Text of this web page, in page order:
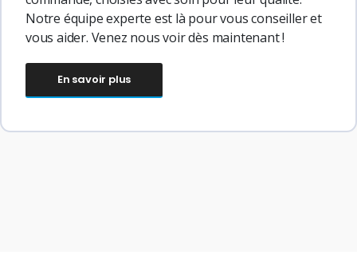
Notre équipe experte est là pour vous conseiller et
vous aider. Venez nous voir dès maintenant !
En savoir plus